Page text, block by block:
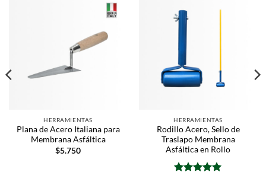
HERRAMIENTAS
Plana de Acero Italiana para
Membrana Asfáltica
$5.750
HERRAMIENTAS
Rodillo Acero, Sello de
Traslapo Membrana
Asfáltica en Rollo